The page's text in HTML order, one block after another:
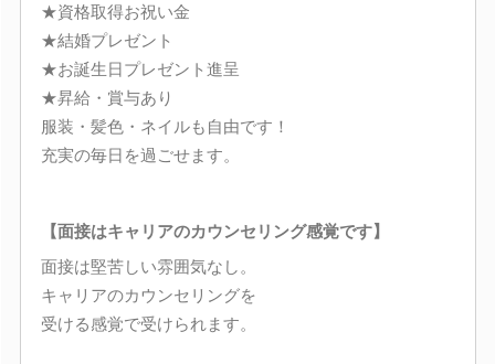
★資格取得お祝い金
★結婚プレゼント
★お誕生日プレゼント進呈
★昇給・賞与あり
服装・髪色・ネイルも自由です！
充実の毎日を過ごせます。
【面接はキャリアのカウンセリング感覚です】
面接は堅苦しい雰囲気なし。
キャリアのカウンセリングを
受ける感覚で受けられます。